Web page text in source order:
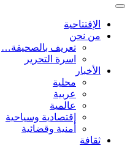
الإفتتاحية
من نحن
تعريف بالصحيفة…
اسرة التحرير
الأخبار
محلية
عربية
عالمية
إقتصادية وسياحية
أمنية وقضائية
ثقافة